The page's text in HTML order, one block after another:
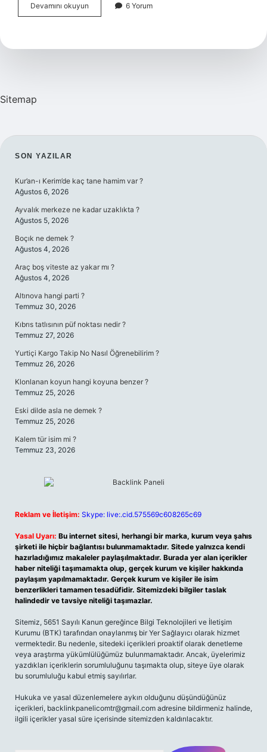
Devamını okuyun Ülkemizdeki
Çevreci
Kuruluşlar
6 Yorum
Sitemap
SIDEBAR
SON YAZILAR
Kur’an-ı Kerim’de kaç tane hamim var ?
Ağustos 6, 2026
Ayvalık merkeze ne kadar uzaklıkta ?
Ağustos 5, 2026
Boçık ne demek ?
Ağustos 4, 2026
Araç boş viteste az yakar mı ?
Ağustos 4, 2026
Altınova hangi parti ?
Temmuz 30, 2026
Kıbrıs tatlısının püf noktası nedir ?
Temmuz 27, 2026
Yurtiçi Kargo Takip No Nasıl Öğrenebilirim ?
Temmuz 26, 2026
Klonlanan koyun hangi koyuna benzer ?
Temmuz 25, 2026
Eski dilde asla ne demek ?
Temmuz 25, 2026
Kalem tür isim mi ?
Temmuz 23, 2026
Reklam ve İletişim: Skype: live:.cid.575569c608265c69
Yasal Uyarı: Bu internet sitesi, herhangi bir marka, kurum veya şahıs
şirketi ile hiçbir bağlantısı bulunmamaktadır. Sitede yalnızca kendi
hazırladığımız makaleler paylaşılmaktadır. Burada yer alan içerikler
haber niteliği taşımamakta olup, gerçek kurum ve kişiler hakkında
paylaşım yapılmamaktadır. Gerçek kurum ve kişiler ile isim
benzerlikleri tamamen tesadüfidir. Sitemizdeki bilgiler taslak
halindedir ve tavsiye niteliği taşımazlar.
Sitemiz, 5651 Sayılı Kanun gereğince Bilgi Teknolojileri ve İletişim
Kurumu (BTK) tarafından onaylanmış bir Yer Sağlayıcı olarak hizmet
vermektedir. Bu nedenle, sitedeki içerikleri proaktif olarak denetleme
veya araştırma yükümlülüğümüz bulunmamaktadır. Ancak, üyelerimiz
yazdıkları içeriklerin sorumluluğunu taşımakta olup, siteye üye olarak
bu sorumluluğu kabul etmiş sayılırlar.
Hukuka ve yasal düzenlemelere aykırı olduğunu düşündüğünüz
içerikleri, backlinkpanelicomtr@gmail.com adresine bildirmeniz halinde,
ilgili içerikler yasal süre içerisinde sitemizden kaldırılacaktır.